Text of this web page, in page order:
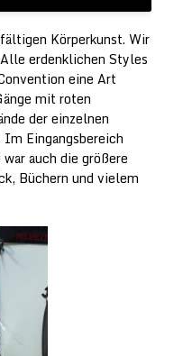
Körperkunst. Wir
erdenklichen Styles
eine Art
mit roten
der einzelnen
Eingangsbereich
auch die größere
Büchern und vielem